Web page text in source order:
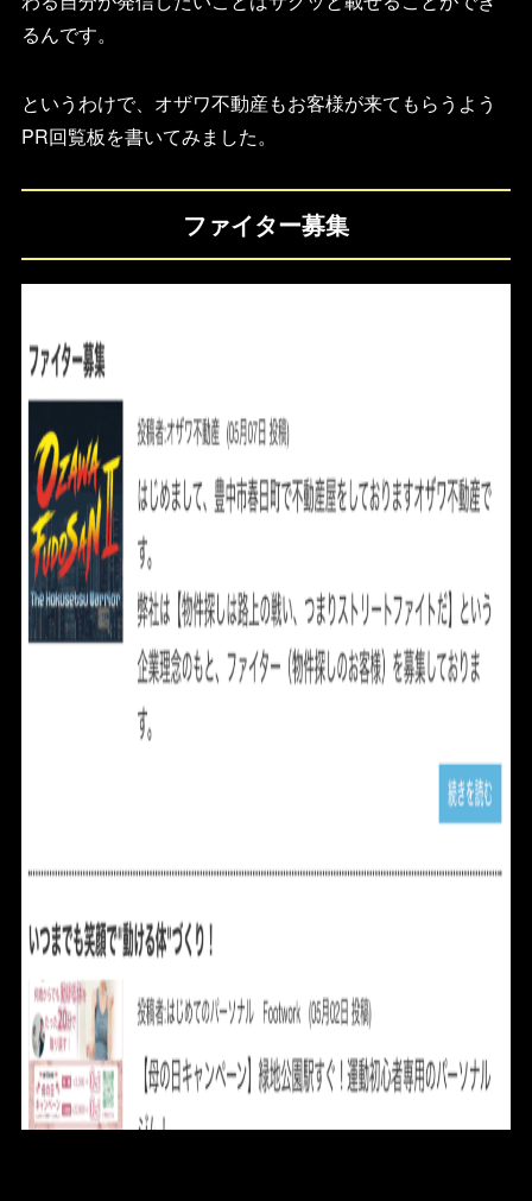
HOME
FOR SALE
BLOG
るんです。
というわけで、オザワ不動産もお客様が来てもらうよう
PR回覧板を書いてみました。
ファイター募集